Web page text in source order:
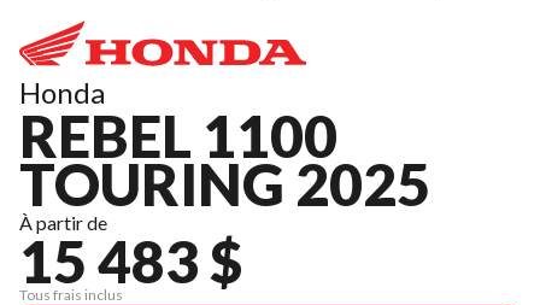
Honda
REBEL 1100
TOURING 2025
À partir de
15 483 $
Tous frais inclus